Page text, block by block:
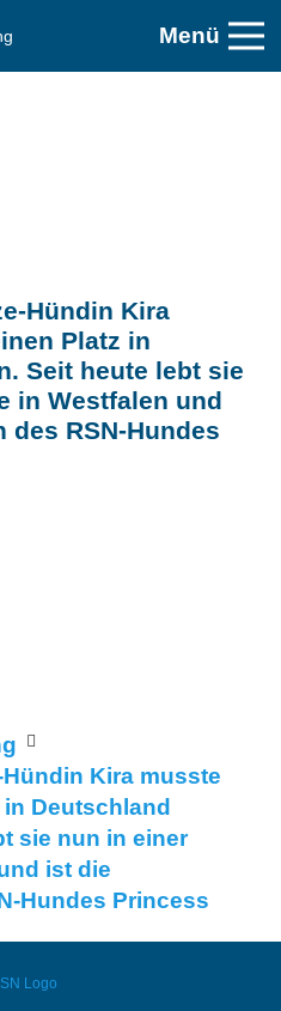
Menü
Hündin Kira
Platz in
Seit heute lebt sie
in Westfalen und
RSN-Hundes
Kira musste
Deutschland
sie nun in einer
ist die
Hundes Princess